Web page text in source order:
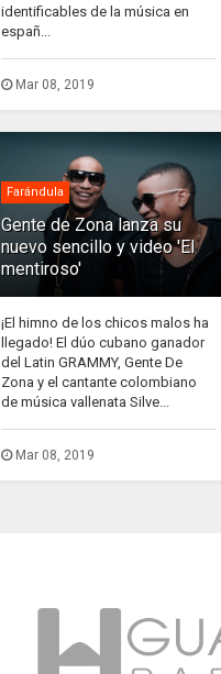
identificables de la música en
españ...
Mar 08, 2019
Farándula
Gente de Zona lanza su
nuevo sencillo y video 'El
mentiroso'
¡El himno de los chicos malos ha
llegado! El dúo cubano ganador
del Latin GRAMMY, Gente De
Zona y el cantante colombiano
de música vallenata Silve...
Mar 08, 2019